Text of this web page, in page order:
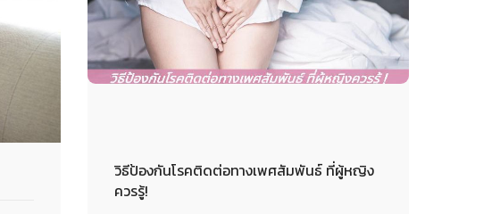
วิธีป้องกันโรคติดต่อทางเพศสัมพันธ์ ที่ผู้หญิง
ควรรู้!